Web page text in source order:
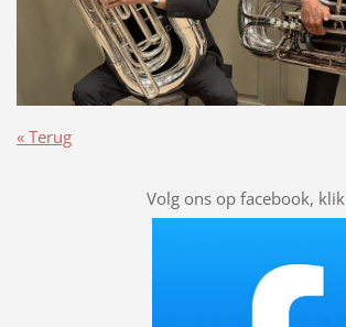
« Terug
Volg ons op facebook, klik